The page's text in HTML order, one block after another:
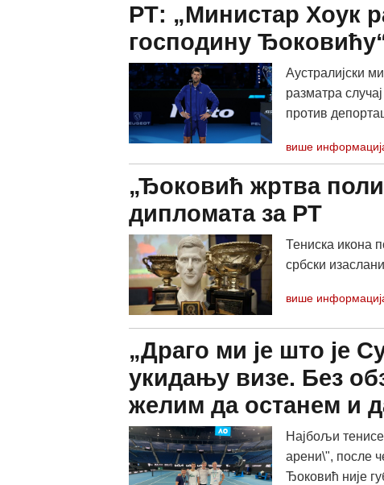
РТ: „Министар Хоук
господину
Аустралијски
разматра
против
више
„Ђоковић жртва
дипломата за РТ
Тениска икона
србски
више
„Драго ми је што је
укидању визе. Без
желим да останем и
Најбољи
арени\", после
Ђоковић није